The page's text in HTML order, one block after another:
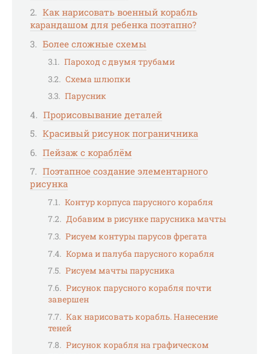
Как нарисовать военный корабль
карандашом для ребенка поэтапно?
Более сложные схемы
Пароход с двумя трубами
Схема шлюпки
Парусник
Прорисовывание деталей
Красивый рисунок пограничника
Пейзаж с кораблём
Поэтапное создание элементарного
рисунка
Контур корпуса парусного корабля
Добавим в рисунке парусника мачты
Рисуем контуры парусов фрегата
Корма и палуба парусного корабля
Рисуем мачты парусника
Рисунок парусного корабля почти
завершен
Как нарисовать корабль. Нанесение
теней
Рисунок корабля на графическом